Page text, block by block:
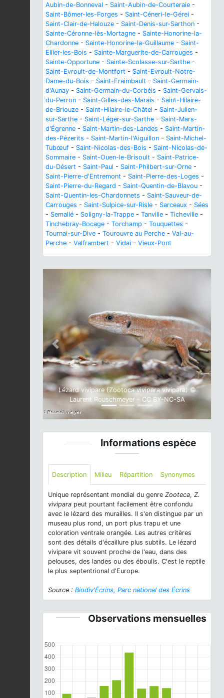
Aubin-de-Bonneval - Saint-Aubin-de-Courteraie -
Saint-Bômer-les-Forges - Saint-Céneri-le-Gérei -
Saint-Clair-de-Halouze - Saint-Denis-sur-Sarthon -
Sainte-Céronne-lès-Mortagne - Sainte-Honorine-la-
Chardonne - Sainte-Honorine-la-Guillaume - Saint-
Ellier-les-Bois - Sainte-Marguerite-de-Carrouges -
Sainte-Opportune - Sainte-Scolasse-sur-Sarthe -
Saint-Evroult-de-Montfort - Saint-Evroult-Notre-
Dame-du-Bois - Saint-Fraimbault - Saint-Germain-
d'Aunay - Saint-Germain-du-Corbéis - Saint-Gervais-
du-Perron - Saint-Gilles-des-Marais - Saint-Hilaire-
de-Briouze - Saint-Hilaire-le-Châtel - Saint-Julien-
sur-Sarthe - Saint-Léger-sur-Sarthe - Saint-Mars-
d'Égrenne - Saint-Martin-des-Landes - Saint-Martin-
des-Pézerits - Saint-Martin-l'Aiguillon - Saint-Michel-
Tubœuf - Saint-Nicolas-des-Bois - Saint-Nicolas-de-
Sommaire - Saint-Ouen-le-Brisoult - Saint-Patrice-
du-Désert - Saint-Paul - Saint-Philbert-sur-Orne -
Saint-Pierre-d'Entremont - Saint-Pierre-des-Loges -
Saint-Pierre-du-Regard - Saint-Quentin-de-Blavou -
Saint-Quentin-les-Chardonnets - Saint-Sauveur-de-
Carrouges - Saint-Sulpice-sur-Risle - Sarceaux - Sées
- Semallé - Soligny-la-Trappe - Tanville - Ticheville -
Tinchebray-Bocage - Torchamp - Touquettes -
Tournai-sur-Dive - Tourouvre au Perche - Val-au-
Perche - Valframbert - Vidai - Vieux-Pont
Lézard vivipare (Zootoca vivipara vivipara) ©
Laurent Rouschmeyer - CC BY-NC-SA
Previous Next
Informations espèce
Description Milieu Répartition Synonymes
Unique représentant mondial du genre Zooteca, Z.
vivipara peut pourtant facilement être confondu
avec le lézard des murailles. Il s'en distingue par un
museau plus rond, un port plus trapu et une
coloration ventrale orangée. Les autres critères
sont des détails d'écaillure plus subtils. Le lézard
vivipare vit souvent proche de l'eau, dans des
pelouses, des landes ou des éboulis. C'est le reptile
le plus septentrional d'Europe.
Source : Biodiv'Écrins, Parc national des Écrins
Observations mensuelles